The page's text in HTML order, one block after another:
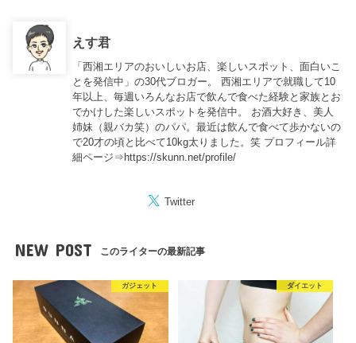
えす君
「西湘エリアのおいしいお店、楽しいスポット、面白いこ
とを発信中」の30代ブロガー。 西湘エリアで就職して10
年以上、毎週いろんなお店で飲んで食べた経験と家族とお
でかけした楽しいスポットを発信中。 お酒大好き、美人
姉妹（親バカ笑）のパパ。最近は飲んで食べて歩かないの
で20才の頃と比べて10kg太りました。笑 プロフィール詳
細ページ⇒https://skunn.net/profile/
Twitter
NEW POST このライターの最新記事
ガジェット ダイエット